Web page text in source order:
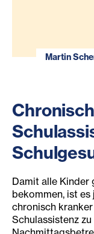
Martin
Damit alle
bekommen, ist
chronisch
Schulassistenz